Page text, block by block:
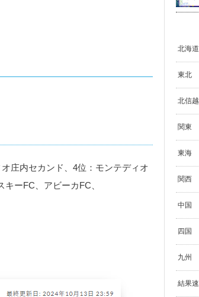
庄内セカンド、4位：モンテディオ
ーFC、アビーカFC、
北海道
東北
北信越
関東
東海
関西
中国
四国
九州
結果